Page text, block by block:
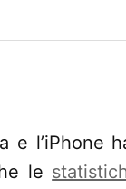
e l’iPhone
le